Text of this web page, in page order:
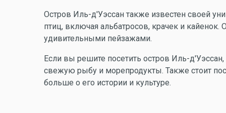
Остров Иль-д'Уэссан также известен своей
птиц, включая альбатросов, крачек и
удивительными пейзажами.
Если вы решите посетить остров Иль-
свежую рыбу и морепродукты. Также стоит
больше о его истории и культуре.